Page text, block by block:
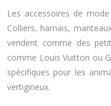
Les accessoires de
Colliers, harnais,
vendent comme des
comme Louis Vuitton ou
spécifiques pour les
vertigineux.